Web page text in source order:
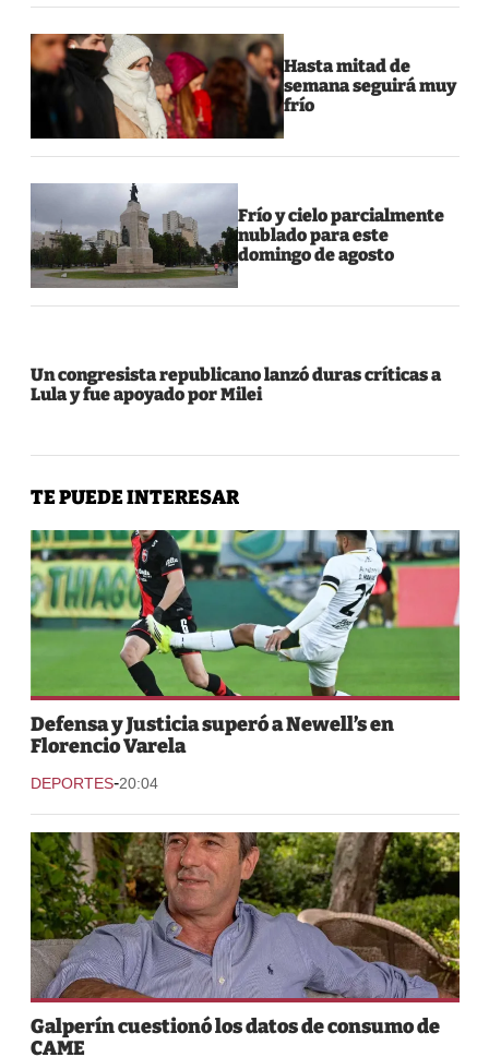
Hasta mitad de
semana seguirá muy
frío
Frío y cielo parcialmente
nublado para este
domingo de agosto
Un congresista republicano lanzó duras críticas a
Lula y fue apoyado por Milei
TE PUEDE INTERESAR
Defensa y Justicia superó a Newell’s en
Florencio Varela
DEPORTES-20:04
Galperín cuestionó los datos de consumo de
CAME